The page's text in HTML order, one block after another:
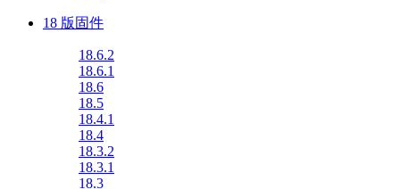
18 版固件
18.6.2
18.6.1
18.6
18.5
18.4.1
18.4
18.3.2
18.3.1
18.3